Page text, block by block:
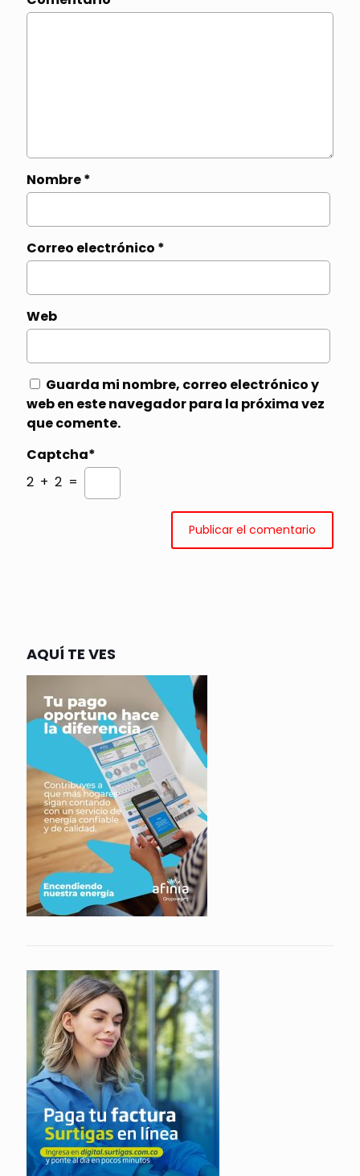
Nombre*
Correo electrónico *
Web
Guarda mi nombre, correo electrónico y
web en este navegador para la próxima vez
que comente.
Captcha*
2 + 2 =
AQUÍ TE VES